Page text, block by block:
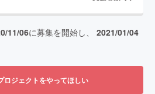
11/06に募集を開始し、 2021/01/04
ロジェクトをやってほしい